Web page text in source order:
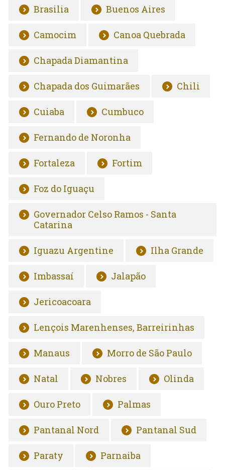
Brasilia Buenos Aires
Camocim Canoa Quebrada
Chapada Diamantina
Chapada dos Guimarães Chili
Cuiaba Cumbuco
Fernando de Noronha
Fortaleza Fortim
Foz do Iguaçu
Governador Celso Ramos - Santa
Catarina
Iguazu Argentine Ilha Grande
Imbassaí Jalapão
Jericoacoara
Lençois Marenhenses, Barreirinhas
Manaus Morro de São Paulo
Natal Nobres Olinda
Ouro Preto Palmas
Pantanal Nord Pantanal Sud
Paraty Parnaiba